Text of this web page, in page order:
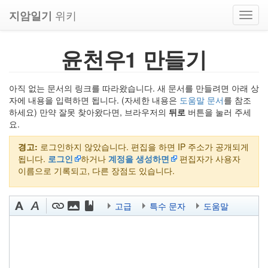
지암일기 위키
윤천우1 만들기
아직 없는 문서의 링크를 따라왔습니다. 새 문서를 만들려면 아래 상
자에 내용을 입력하면 됩니다. (자세한 내용은 도움말 문서를 참조
하세요) 만약 잘못 찾아왔다면, 브라우저의 뒤로 버튼을 눌러 주세
요.
경고: 로그인하지 않았습니다. 편집을 하면 IP 주소가 공개되게
됩니다. 로그인 하거나 계정을 생성하면
편집자가 사용자
이름으로 기록되고, 다른 장점도 있습니다.
고급 특수 문자 도움말